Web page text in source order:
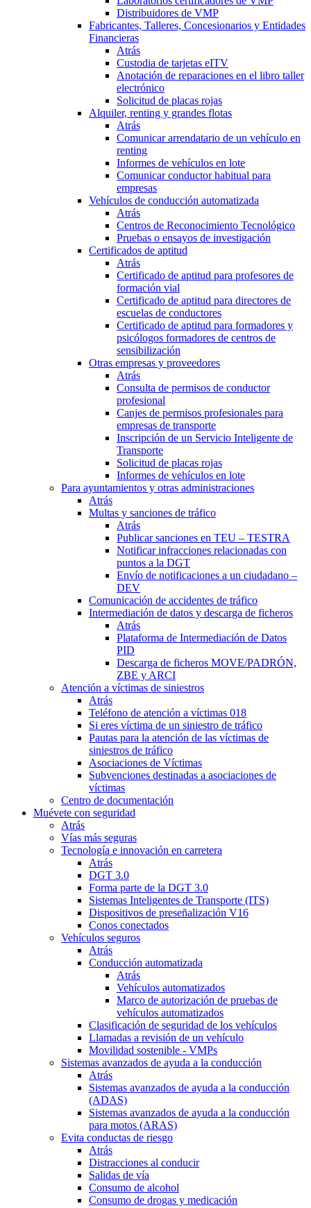
Distribuidores de VMP
Fabricantes, Talleres, Concesionarios y Entidades
Financieras
Atrás
Custodia de tarjetas eITV
Anotación de reparaciones en el libro taller
electrónico
Solicitud de placas rojas
Alquiler, renting y grandes flotas
Atrás
Comunicar arrendatario de un vehículo en
renting
Informes de vehículos en lote
Comunicar conductor habitual para
empresas
Vehículos de conducción automatizada
Atrás
Centros de Reconocimiento Tecnológico
Pruebas o ensayos de investigación
Certificados de aptitud
Atrás
Certificado de aptitud para profesores de
formación vial
Certificado de aptitud para directores de
escuelas de conductores
Certificado de aptitud para formadores y
psicólogos formadores de centros de
sensibilización
Otras empresas y proveedores
Atrás
Consulta de permisos de conductor
profesional
Canjes de permisos profesionales para
empresas de transporte
Inscripción de un Servicio Inteligente de
Transporte
Solicitud de placas rojas
Informes de vehículos en lote
Para ayuntamientos y otras administraciones
Atrás
Multas y sanciones de tráfico
Atrás
Publicar sanciones en TEU – TESTRA
Notificar infracciones relacionadas con
puntos a la DGT
Envío de notificaciones a un ciudadano –
DEV
Comunicación de accidentes de tráfico
Intermediación de datos y descarga de ficheros
Atrás
Plataforma de Intermediación de Datos
PID
Descarga de ficheros MOVE/PADRÓN,
ZBE y ARCI
Atención a víctimas de siniestros
Atrás
Teléfono de atención a víctimas 018
Si eres víctima de un siniestro de tráfico
Pautas para la atención de las víctimas de
siniestros de tráfico
Asociaciones de Víctimas
Subvenciones destinadas a asociaciones de
víctimas
Centro de documentación
Muévete con seguridad
Atrás
Vías más seguras
Tecnología e innovación en carretera
Atrás
DGT 3.0
Forma parte de la DGT 3.0
Sistemas Inteligentes de Transporte (ITS)
Dispositivos de preseñalización V16
Conos conectados
Vehículos seguros
Atrás
Conducción automatizada
Atrás
Vehículos automatizados
Marco de autorización de pruebas de
vehículos automatizados
Clasificación de seguridad de los vehículos
Llamadas a revisión de un vehículo
Movilidad sostenible - VMPs
Sistemas avanzados de ayuda a la conducción
Atrás
Sistemas avanzados de ayuda a la conducción
(ADAS)
Sistemas avanzados de ayuda a la conducción
para motos (ARAS)
Evita conductas de riesgo
Atrás
Distracciones al conducir
Salidas de vía
Consumo de alcohol
Consumo de drogas y medicación